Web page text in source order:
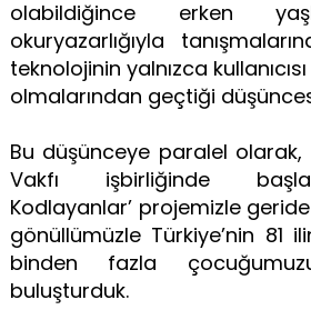
olabildiğince erken
okuryazarlığıyla
teknolojinin yalnızca
olmalarından geçtiği
Bu düşünceye paralel
Vakfı işbirliğinde
Kodlayanlar’ projemizle
gönüllümüzle Türkiye’nin 81
binden fazla
buluşturduk.